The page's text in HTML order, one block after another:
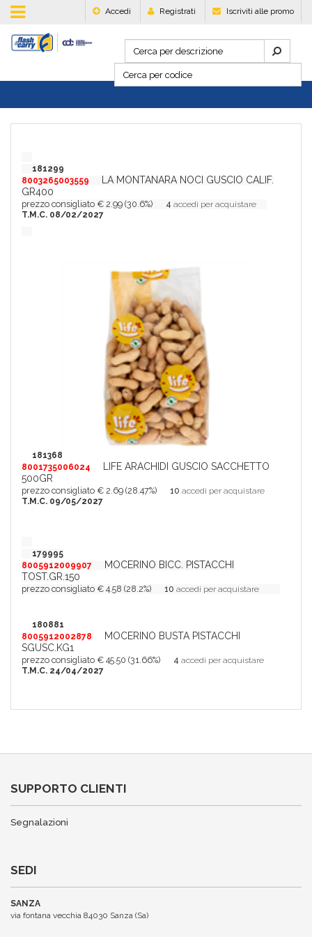
Accedi Registrati Iscriviti alle promo
181299
8003265003559
LA MONTANARA NOCI GUSCIO CALIF.
GR400
prezzo consigliato € 2.99 (30.6%) 4 accedi per acquistare
T.M.C. 08/02/2027
181368
8001735006024
LIFE ARACHIDI GUSCIO SACCHETTO
500GR
prezzo consigliato € 2.69 (28.47%) 10 accedi per acquistare
T.M.C. 09/05/2027
179995
8005912009907
MOCERINO BICC. PISTACCHI
TOST.GR.150
prezzo consigliato € 4.58 (28.2%) 10 accedi per acquistare
180881
8005912002878
MOCERINO BUSTA PISTACCHI
SGUSC.KG1
prezzo consigliato € 45.50 (31.66%) 4 accedi per acquistare
T.M.C. 24/04/2027
SUPPORTO CLIENTI
Segnalazioni
SEDI
SANZA
via fontana vecchia 84030 Sanza (Sa)